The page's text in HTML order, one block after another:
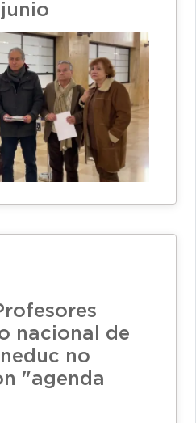
nacional de
no
"agenda